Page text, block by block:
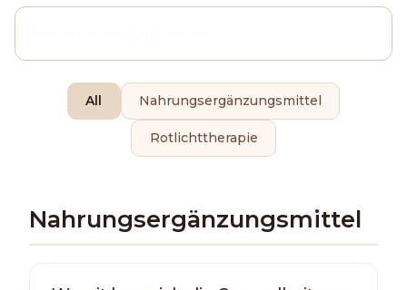
All Nahrungsergänzungsmittel
Rotlichttherapie
Nahrungsergänzungsmittel